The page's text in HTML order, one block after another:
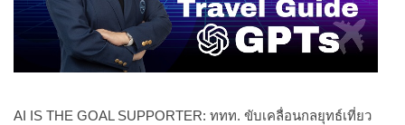
AI IS THE GOAL SUPPORTER: ททท. ขับเคลื่อนกลยุทธ์เที่ยว